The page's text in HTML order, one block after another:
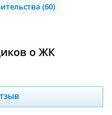
(60)
о ЖК